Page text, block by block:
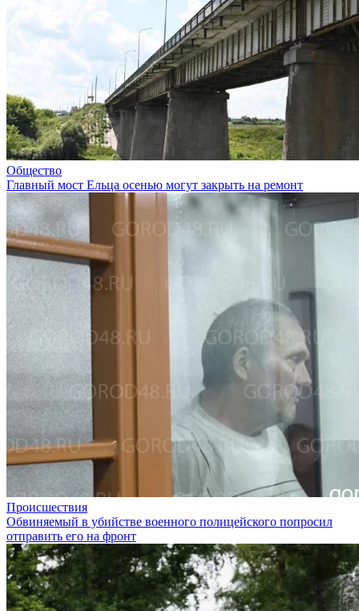
Общество
Главный мост Ельца осенью могут закрыть на ремонт
Происшествия
Обвиняемый в убийстве военного полицейского попросил
отправить его на фронт